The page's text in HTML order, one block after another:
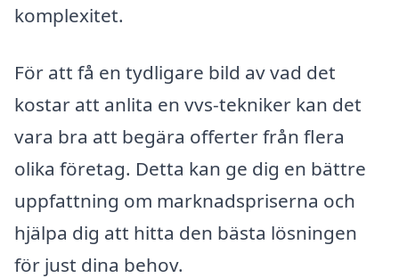
komplexitet.
För att få en tydligare bild av vad det
kostar att anlita en vvs-tekniker kan det
vara bra att begära offerter från flera
olika företag. Detta kan ge dig en bättre
uppfattning om marknadspriserna och
hjälpa dig att hitta den bästa lösningen
för just dina behov.